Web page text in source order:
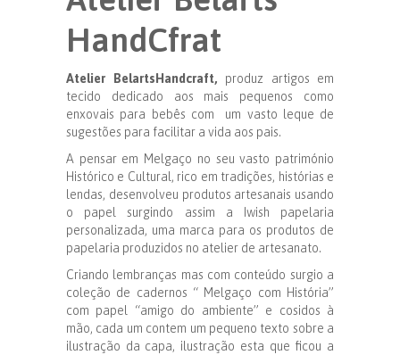
HandCfrat
Atelier BelartsHandcraft, produz artigos em
tecido dedicado aos mais pequenos como
enxovais para bebês com um vasto leque de
sugestões para facilitar a vida aos pais.
A pensar em Melgaço no seu vasto património
Histórico e Cultural, rico em tradições, histórias e
lendas, desenvolveu produtos artesanais usando
o papel surgindo assim a Iwish papelaria
personalizada, uma marca para os produtos de
papelaria produzidos no atelier de artesanato.
Criando lembranças mas com conteúdo surgio a
coleção de cadernos “ Melgaço com História”
com papel “amigo do ambiente” e cosidos à
mão, cada um contem um pequeno texto sobre a
ilustração da capa, ilustração esta que ficou a